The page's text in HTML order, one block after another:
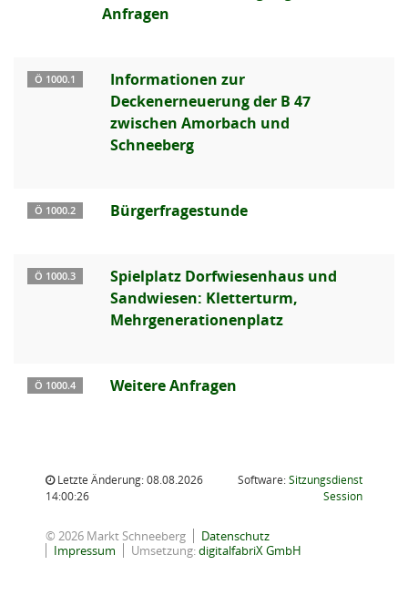
Anfragen
Ö 1000.1
Informationen zur
Deckenerneuerung der B 47
zwischen Amorbach und
Schneeberg
Ö 1000.2 Bürgerfragestunde
Ö 1000.3
Spielplatz Dorfwiesenhaus und
Sandwiesen: Kletterturm,
Mehrgenerationenplatz
Ö 1000.4 Weitere Anfragen
Letzte Änderung: 08.08.2026
14:00:26
Software:Sitzungsdienst
Session(Wird in
© 2026 Markt Schneeberg
Datenschutz
Impressum
Umsetzung:digitalfabriX GmbH